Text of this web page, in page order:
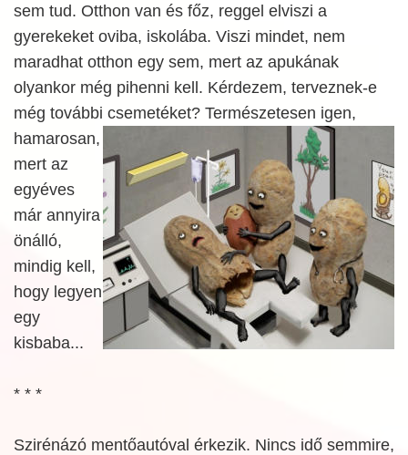
sem tud. Otthon van és főz, reggel elviszi a
gyerekeket oviba, iskolába. Viszi mindet, nem
maradhat otthon egy sem, mert az apukának
olyankor még pihenni kell. Kérdezem, terveznek-e
még további csemetéket? Természetesen igen,
hamarosan,
mert az
egyéves
már annyira
önálló,
mindig kell,
hogy legyen
egy
kisbaba...
* * *
Szirénázó mentőautóval érkezik. Nincs idő semmire,